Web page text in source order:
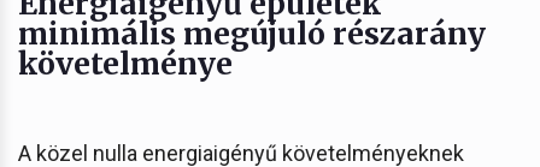
minimális megújuló részarány
követelménye
A közel nulla energiaigényű követelményeknek